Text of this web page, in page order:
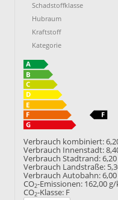
Schadstoffklasse
Hubraum
Kraftstoff
Kategorie
Verbrauch kombiniert:
Verbrauch Innenstadt:
Verbrauch Stadtrand:
Verbrauch Landstraße:
Verbrauch Autobahn:
CO2-Emissionen: 162,00
CO2-Klasse: F